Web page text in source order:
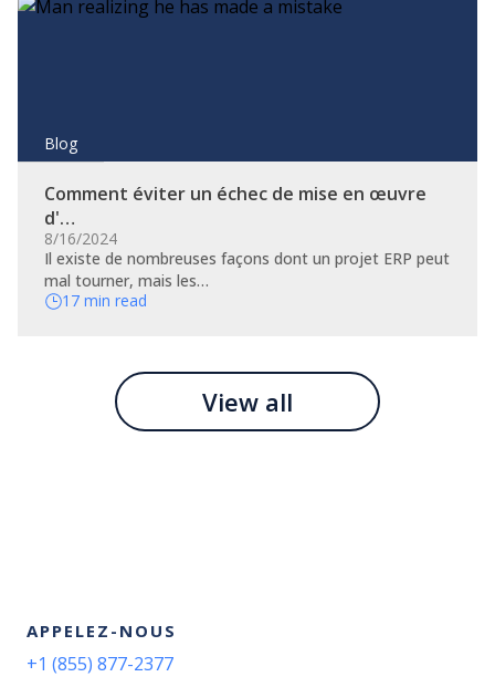
Blog
Comment éviter un échec de mise en œuvre
d'…
8/16/2024
​Il existe de nombreuses façons dont un projet ERP peut
mal tourner, mais les…
17 min read
View all
APPELEZ-NOUS
+1 (855) 877-2377